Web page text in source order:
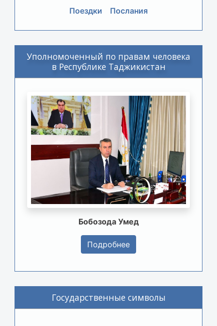
Поездки
Послания
Уполномоченный по правам человека
в Республике Таджикистан
Бобозода Умед
Подробнее
Государственные символы